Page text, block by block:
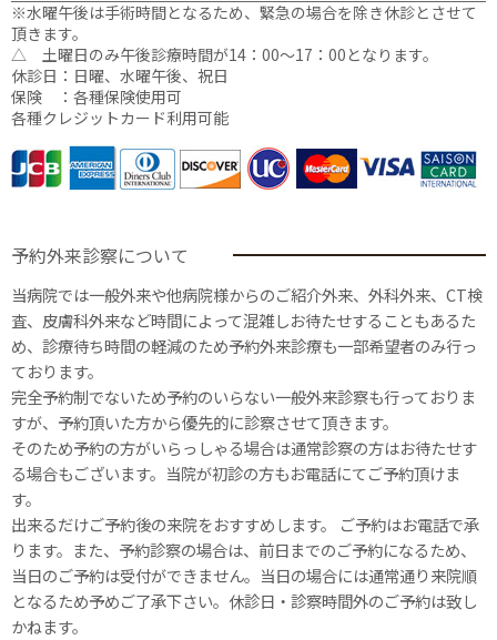
※水曜午後は手術時間となるため、緊急の場合を除き休診とさせて
頂きます。
△ 土曜日のみ午後診療時間が14：00〜17：00となります。
休診日：日曜、水曜午後、祝日
保険 ：各種保険使用可
各種クレジットカード利用可能
予約外来診察について
当病院では一般外来や他病院様からのご紹介外来、外科外来、CT検
査、皮膚科外来など時間によって混雑しお待たせすることもあるた
め、診療待ち時間の軽減のため予約外来診療も一部希望者のみ行っ
ております。
完全予約制でないため予約のいらない一般外来診察も行っておりま
すが、予約頂いた方から優先的に診察させて頂きます。
そのため予約の方がいらっしゃる場合は通常診察の方はお待たせす
る場合もございます。当院が初診の方もお電話にてご予約頂けま
す。
出来るだけご予約後の来院をおすすめします。 ご予約はお電話で承
ります。また、予約診察の場合は、前日までのご予約になるため、
当日のご予約は受付ができません。当日の場合には通常通り来院順
となるため予めご了承下さい。休診日・診察時間外のご予約は致し
かねます。